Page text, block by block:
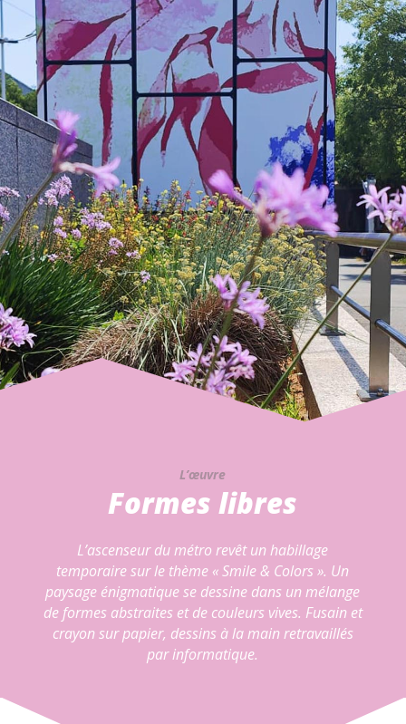
L’œuvre
Formes libres
L’ascenseur du métro revêt un habillage
temporaire sur le thème « Smile & Colors ». Un
paysage énigmatique se dessine dans un mélange
de formes abstraites et de couleurs vives. Fusain et
crayon sur papier, dessins à la main retravaillés
par informatique.